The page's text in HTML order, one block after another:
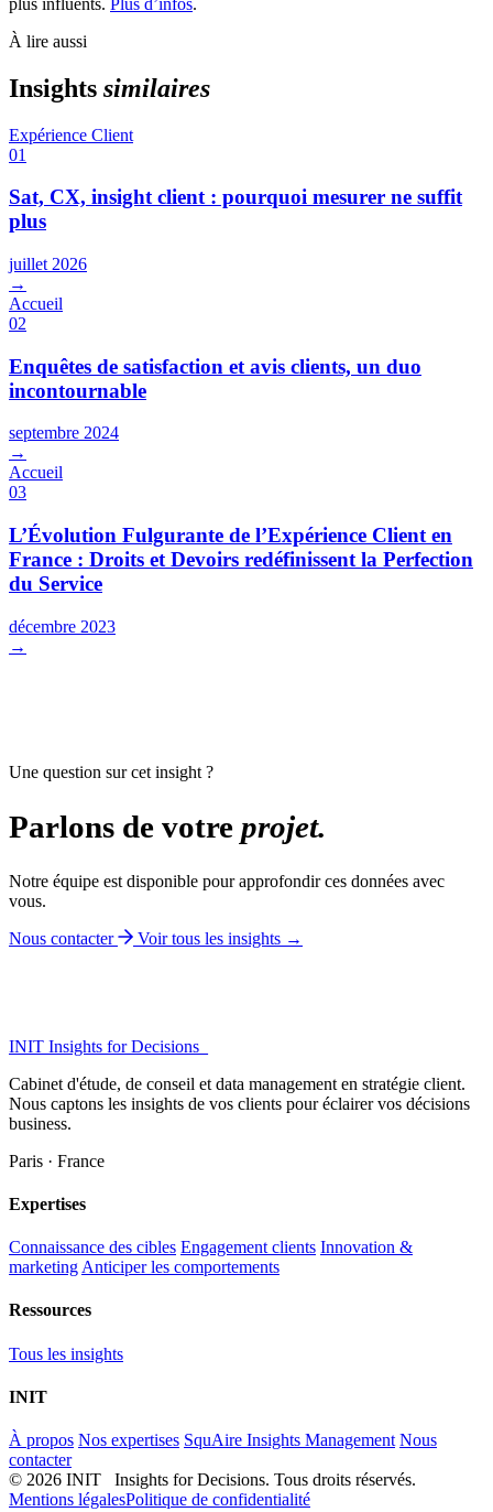
À lire aussi
Insights similaires
Expérience Client
01
Sat, CX, insight client : pourquoi mesurer ne suffit
plus
juillet 2026
→
Accueil
02
Enquêtes de satisfaction et avis clients, un duo
incontournable
septembre 2024
→
Accueil
03
L’Évolution Fulgurante de l’Expérience Client en
France : Droits et Devoirs redéfinissent la Perfection
du Service
décembre 2023
→
Une question sur cet insight ?
Parlons de votre projet.
Notre équipe est disponible pour approfondir ces données avec
vous.
Nous contacter
Voir tous les insights →
INIT Insights for Decisions_
Cabinet d'étude, de conseil et data management en stratégie client.
Nous captons les insights de vos clients pour éclairer vos décisions
business.
Paris · France
Expertises
Connaissance des cibles Engagement clients Innovation &
marketing Anticiper les comportements
Ressources
Tous les insights
INIT
À propos Nos expertises SquAire Insights Management Nous
contacter
© 2026 INIT Insights for Decisions. Tous droits réservés.
Mentions légalesPolitique de confidentialité